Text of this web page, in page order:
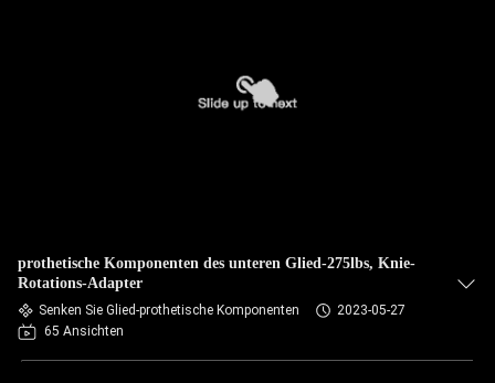
prothetische Komponenten des unteren Glied-275lbs, Knie-
Rotations-Adapter
Senken Sie Glied-prothetische Komponenten
2023-05-27
65 Ansichten